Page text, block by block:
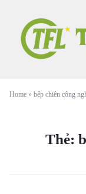
Home » bếp chiên công
Thẻ: